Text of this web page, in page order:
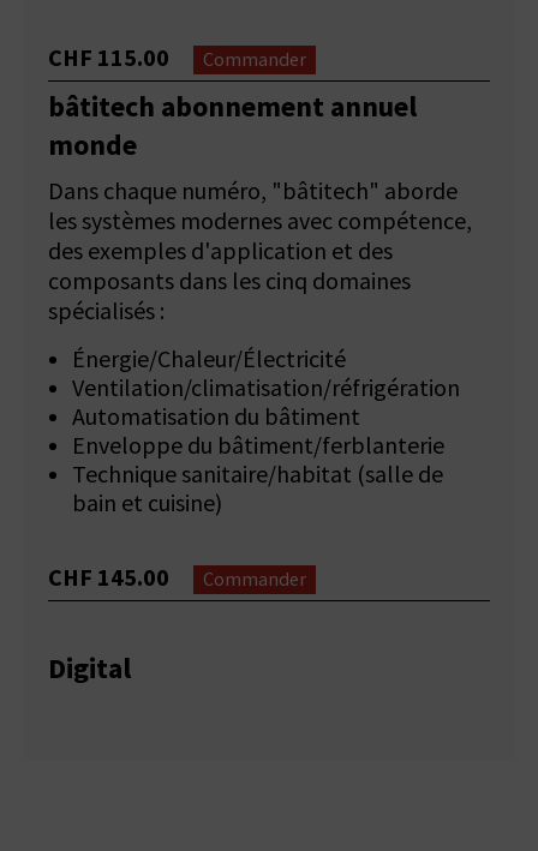
CHF 115.00 Commander
bâtitech abonnement annuel
monde
Dans chaque numéro, "bâtitech" aborde
les systèmes modernes avec compétence,
des exemples d'application et des
composants dans les cinq domaines
spécialisés :
Énergie/Chaleur/Électricité
Ventilation/climatisation/réfrigération
Automatisation du bâtiment
Enveloppe du bâtiment/ferblanterie
Technique sanitaire/habitat (salle de
bain et cuisine)
CHF 145.00 Commander
Digital